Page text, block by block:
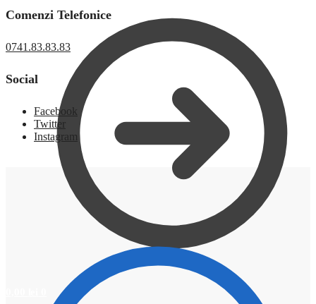
Comenzi Telefonice
0741.83.83.83
Social
Facebook
Twitter
Instagram